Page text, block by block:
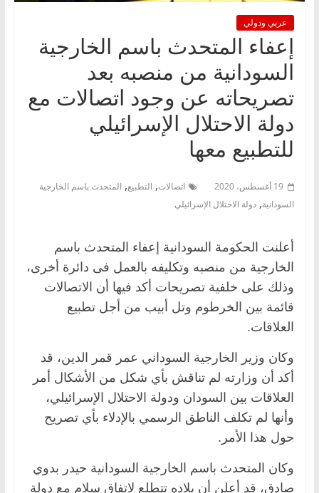
عربي ودولي
إعفاء المتحدث باسم الخارجية
السودانية من منصبه بعد
تصريحاته عن وجود اتصالات مع
دولة الاحتلال الإسرائيلي
للتطبيع معها
19 أغسطس، 2020 اتصالات, التطبيع, المتحدث باسم الخارجية
السودانية, دولة الاحتلال الإسرائيلي
أعلنت الحكومة السودانية إعفاء المتحدث باسم
الخارجية من منصبه وتكليفه بالعمل فى دائرة أخرى،
وذلك على خلفية تصريحات أكد فيها أن الاتصالات
قائمة بين الخرطوم وتل أبيب من أجل تطبيع
العلاقات.
وكان وزير الخارجية السوداني عمر قمر الدين، قد
أكد أن وزارته لم تناقش بأي شكل من الأشكال أمر
العلاقات بين السودان ودولة الاحتلال الإسرائيلي،
وأنها لم تكلف الناطق الرسمي بالإدلاء بأي تصريح
حول هذا الأمر.
وكان المتحدث باسم الخارجية السودانية حيدر بدوي
صادق، قد أعلن أن بلاده تتطلع لاتفاق سلام مع دولة